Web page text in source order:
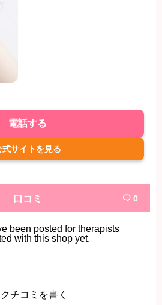
電話する
式サイトを見る
口コミ  0
been posted for therapists
with this shop yet.
クチコミを書く